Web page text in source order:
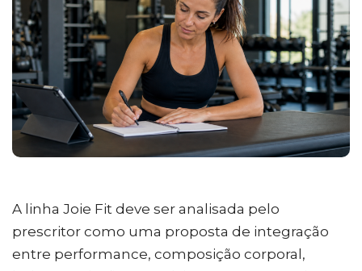
A linha Joie Fit deve ser analisada pelo
prescritor como uma proposta de integração
entre performance, composição corporal,